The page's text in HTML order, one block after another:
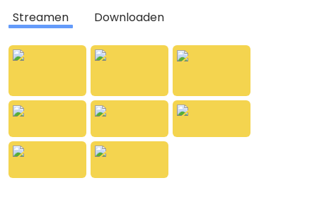
Polizeihubschrauber ist im Einsatz und fliegt mit
lautem Geknatter über den Stau, der sich auf der
dem gleichnamigen Buch von arsEdition, kannst du
die Polizei bei verschiedenen Einsätzen begleiten.
Empfohlen ab 18 Monaten
Spieldauer ca. 10 Minuten
Streamen Downloaden